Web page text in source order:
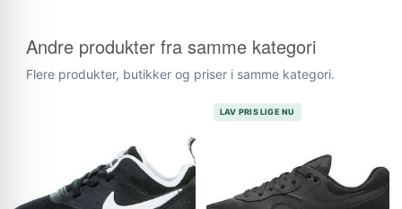
Andre produkter fra samme kategori
Flere produkter, butikker og priser i samme kategori.
LAV PRIS LIGE NU